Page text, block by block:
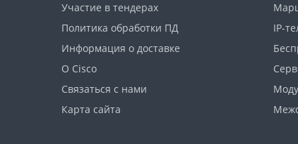
Участие в тендерах
Политика обработки ПД
Информация о доставке
О Cisco
Связаться с нами
Карта сайта
IP-